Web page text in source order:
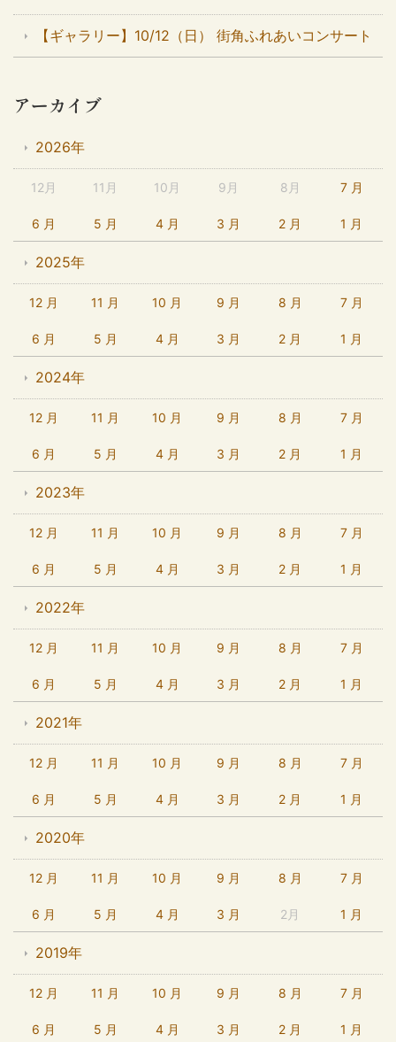
【ギャラリー】10/12（日） 街角ふれあいコンサート
アーカイブ
2026年
12月 11月 10月 9月 8月 7 月
6 月 5 月 4 月 3 月 2 月 1 月
2025年
12 月 11 月 10 月 9 月 8 月 7 月
6 月 5 月 4 月 3 月 2 月 1 月
2024年
12 月 11 月 10 月 9 月 8 月 7 月
6 月 5 月 4 月 3 月 2 月 1 月
2023年
12 月 11 月 10 月 9 月 8 月 7 月
6 月 5 月 4 月 3 月 2 月 1 月
2022年
12 月 11 月 10 月 9 月 8 月 7 月
6 月 5 月 4 月 3 月 2 月 1 月
2021年
12 月 11 月 10 月 9 月 8 月 7 月
6 月 5 月 4 月 3 月 2 月 1 月
2020年
12 月 11 月 10 月 9 月 8 月 7 月
6 月 5 月 4 月 3 月 2月 1 月
2019年
12 月 11 月 10 月 9 月 8 月 7 月
6 月 5 月 4 月 3 月 2 月 1 月